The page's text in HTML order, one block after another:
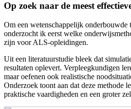
Op zoek naar de meest
Om een wetenschappelijk
onderzocht ik eerst welke
zijn voor ALS-opleidingen.
Uit een literatuurstudie bleek dat
resultaten oplevert. Verpleegkundigen
maar oefenen ook realistische
Onderzoek toont aan dat deze methode
praktische vaardigheden en een groter